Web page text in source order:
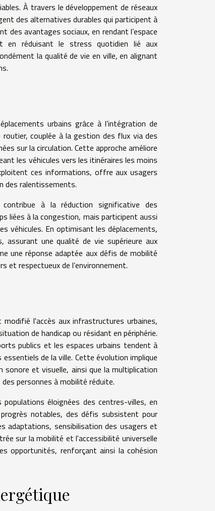
À travers le développement de réseaux
des alternatives durables qui participent à
avantages sociaux, en rendant l’espace
en réduisant le stress quotidien lié aux
la qualité de vie en ville, en alignant
urbains grâce à l’intégration de
couplée à la gestion des flux via des
sur la circulation. Cette approche améliore
les véhicules vers les itinéraires les moins
ces informations, offre aux usagers
des ralentissements.
à la réduction significative des
liées à la congestion, mais participent aussi
véhicules. En optimisant les déplacements,
une qualité de vie supérieure aux
une réponse adaptée aux défis de mobilité
et respectueux de l’environnement.
l'accès aux infrastructures urbaines,
de handicap ou résidant en périphérie.
publics et les espaces urbains tendent à
de la ville. Cette évolution implique
et visuelle, ainsi que la multiplication
personnes à mobilité réduite.
éloignées des centres-villes, en
notables, des défis subsistent pour
adaptations, sensibilisation des usagers et
sur la mobilité et l'accessibilité universelle
opportunités, renforçant ainsi la cohésion